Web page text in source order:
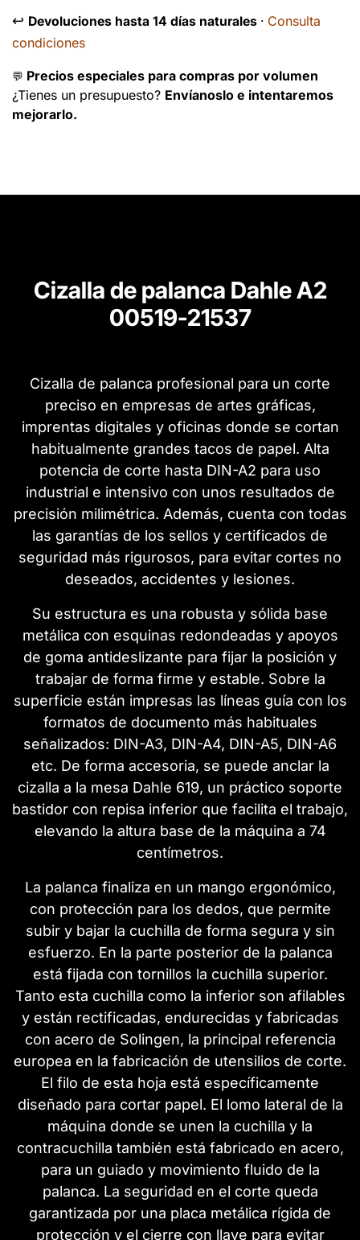
↩️ Devoluciones hasta 14 días naturales · Consulta
condiciones
💬 Precios especiales para compras por volumen
¿Tienes un presupuesto? Envíanoslo e intentaremos
mejorarlo.
Cizalla de palanca Dahle A2
00519-21537
Cizalla de palanca profesional para un corte
preciso en empresas de artes gráficas,
imprentas digitales y oficinas donde se cortan
habitualmente grandes tacos de papel. Alta
potencia de corte hasta DIN-A2 para uso
industrial e intensivo con unos resultados de
precisión milimétrica. Además, cuenta con todas
las garantías de los sellos y certificados de
seguridad más rigurosos, para evitar cortes no
deseados, accidentes y lesiones.
Su estructura es una robusta y sólida base
metálica con esquinas redondeadas y apoyos
de goma antideslizante para fijar la posición y
trabajar de forma firme y estable. Sobre la
superficie están impresas las líneas guía con los
formatos de documento más habituales
señalizados: DIN-A3, DIN-A4, DIN-A5, DIN-A6
etc. De forma accesoria, se puede anclar la
cizalla a la mesa Dahle 619, un práctico soporte
bastidor con repisa inferior que facilita el trabajo,
elevando la altura base de la máquina a 74
centímetros.
La palanca finaliza en un mango ergonómico,
con protección para los dedos, que permite
subir y bajar la cuchilla de forma segura y sin
esfuerzo. En la parte posterior de la palanca
está fijada con tornillos la cuchilla superior.
Tanto esta cuchilla como la inferior son afilables
y están rectificadas, endurecidas y fabricadas
con acero de Solingen, la principal referencia
europea en la fabricación de utensilios de corte.
El filo de esta hoja está específicamente
diseñado para cortar papel. El lomo lateral de la
máquina donde se unen la cuchilla y la
contracuchilla también está fabricado en acero,
para un guiado y movimiento fluido de la
palanca. La seguridad en el corte queda
garantizada por una placa metálica rígida de
protección y el cierre con llave para evitar